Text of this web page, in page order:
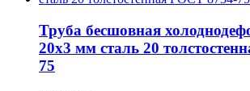
Труба бесшовная
20х3 мм сталь 20
75